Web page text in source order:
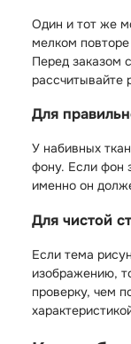
Один и тот же
мелком
Перед заказом
рассчитывайте
Для
У набивных
фону. Если фон
именно он
Для чистой
Если тема
изображению,
проверку, чем